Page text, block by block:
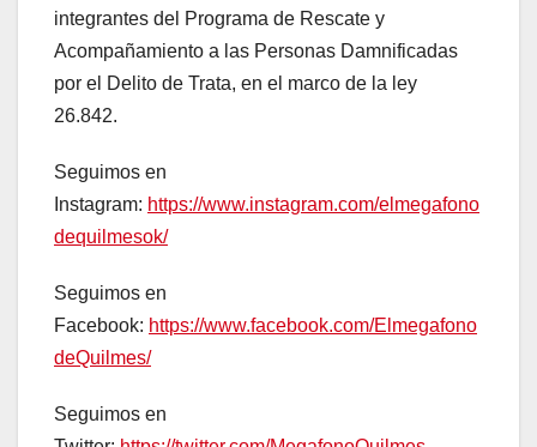
integrantes del Programa de Rescate y
Acompañamiento a las Personas Damnificadas
por el Delito de Trata, en el marco de la ley
26.842.
Seguimos en
Instagram: https://www.instagram.com/elmegafono
dequilmesok/
Seguimos en
Facebook: https://www.facebook.com/Elmegafono
deQuilmes/
Seguimos en